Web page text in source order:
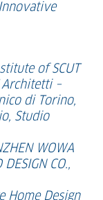
of SCUT
Architetti –
di Torino,
Studio
WOWA
CO.,
Home Design